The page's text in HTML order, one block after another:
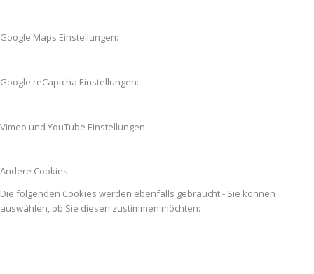
Google Maps Einstellungen:
Google reCaptcha Einstellungen:
Vimeo und YouTube Einstellungen:
Andere Cookies
Die folgenden Cookies werden ebenfalls gebraucht - Sie können
auswählen, ob Sie diesen zustimmen möchten: